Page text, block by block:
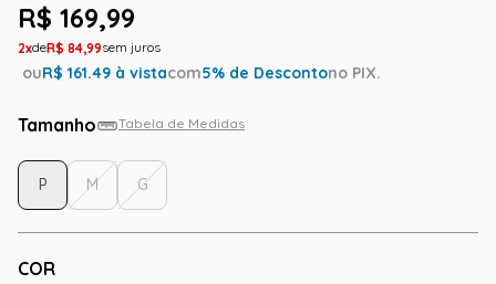
R$ 169,99
2 R$ 84,99
ouR$ 161.49 à vistacom5% de Descontono PIX.
Tamanho Tabela de Medidas
COR
P M G